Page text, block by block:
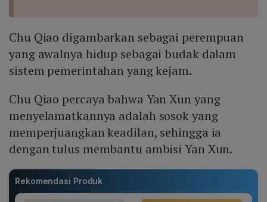
Chu Qiao digambarkan sebagai perempuan
yang awalnya hidup sebagai budak dalam
sistem pemerintahan yang kejam.
Chu Qiao percaya bahwa Yan Xun yang
menyelamatkannya adalah sosok yang
memperjuangkan keadilan, sehingga ia
dengan tulus membantu ambisi Yan Xun.
Rekomendasi Produk